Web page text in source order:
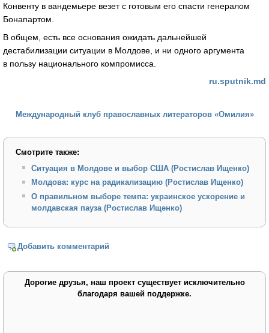
Конвенту в вандемьере везет с готовым его спасти генералом
Бонапартом.
В общем, есть все основания ожидать дальнейшей
дестабилизации ситуации в Молдове, и ни одного аргумента
в пользу национального компромисса.
ru.sputnik.md
Международный клуб православных литераторов «Омилия»
Смотрите также:
Ситуация в Молдове и выбор США (Ростислав Ищенко)
Молдова: курс на радикализацию (Ростислав Ищенко)
О правильном выборе темпа: украинское ускорение и
молдавская пауза (Ростислав Ищенко)
Добавить комментарий
Дорогие друзья, наш проект существует исключительно
благодаря вашей поддержке.